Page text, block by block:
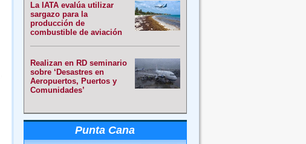
La IATA evalúa utilizar
sargazo para la
producción de
combustible de aviación
Realizan en RD seminario
sobre ‘Desastres en
Aeropuertos, Puertos y
Comunidades’
Punta Cana